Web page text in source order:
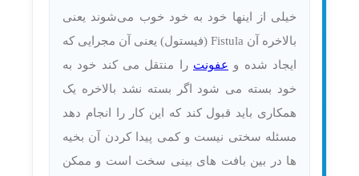
خیلی از اینها خود به خود خوب می‌شوند یعنی
بالاخره آن Fistula (فیستول) یعنی آن مجرایی که
ایجاد شده و عفونت را منتقل می کند خود به
خود بسته می شود اگر بسته نشد بالاخره یک
همکاری باید قبول کند که این کار را انجام دهد
مسئله سختی نیست و کمی پیدا کردن آن بخیه
ها در بین بافت های بینی سخت است و ممکن